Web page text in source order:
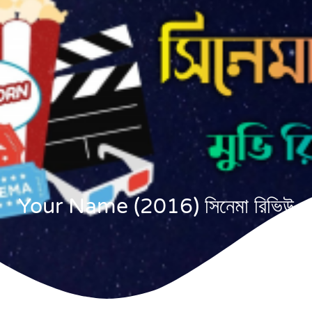
Your Name (2016) সিনেমা রিভিউ